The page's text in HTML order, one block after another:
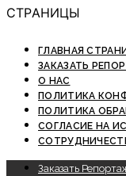
СТРАНИЦЫ
ГЛАВНАЯ
ЗАКАЗАТЬ
О НАС
ПОЛИТИКА
ПОЛИТИКА
СОГЛАСИЕ НА
Заказать